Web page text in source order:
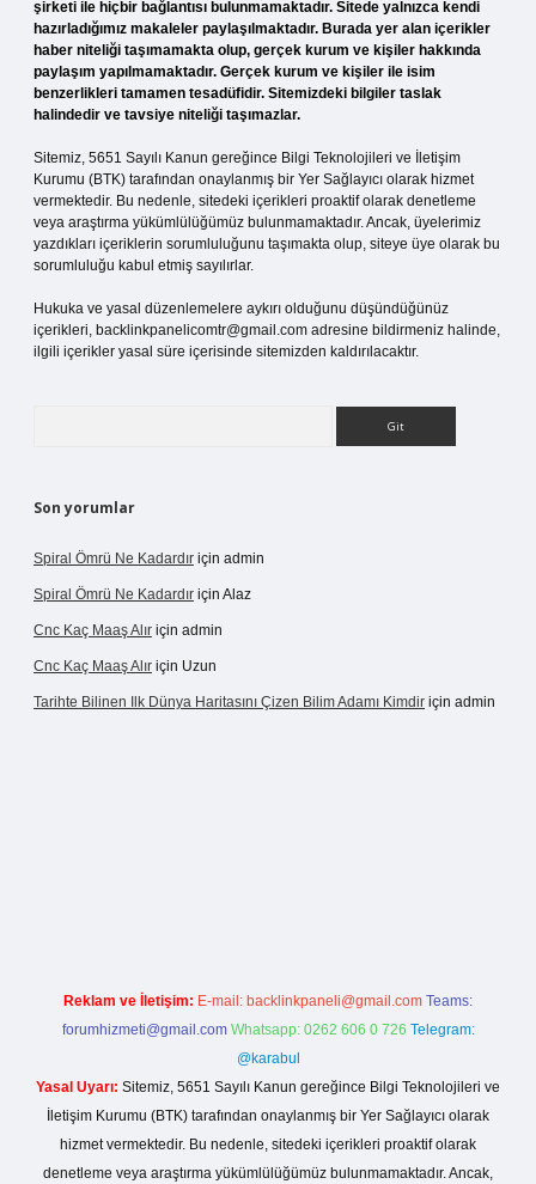
şirketi ile hiçbir bağlantısı bulunmamaktadır. Sitede yalnızca kendi
hazırladığımız makaleler paylaşılmaktadır. Burada yer alan içerikler
haber niteliği taşımamakta olup, gerçek kurum ve kişiler hakkında
paylaşım yapılmamaktadır. Gerçek kurum ve kişiler ile isim
benzerlikleri tamamen tesadüfidir. Sitemizdeki bilgiler taslak
halindedir ve tavsiye niteliği taşımazlar.
Sitemiz, 5651 Sayılı Kanun gereğince Bilgi Teknolojileri ve İletişim
Kurumu (BTK) tarafından onaylanmış bir Yer Sağlayıcı olarak hizmet
vermektedir. Bu nedenle, sitedeki içerikleri proaktif olarak denetleme
veya araştırma yükümlülüğümüz bulunmamaktadır. Ancak, üyelerimiz
yazdıkları içeriklerin sorumluluğunu taşımakta olup, siteye üye olarak bu
sorumluluğu kabul etmiş sayılırlar.
Hukuka ve yasal düzenlemelere aykırı olduğunu düşündüğünüz
içerikleri, backlinkpanelicomtr@gmail.com adresine bildirmeniz halinde,
ilgili içerikler yasal süre içerisinde sitemizden kaldırılacaktır.
Son yorumlar
Spiral Ömrü Ne Kadardır için admin
Spiral Ömrü Ne Kadardır için Alaz
Cnc Kaç Maaş Alır için admin
Cnc Kaç Maaş Alır için Uzun
Tarihte Bilinen Ilk Dünya Haritasını Çizen Bilim Adamı Kimdir için admin
Reklam ve İletişim: E-mail: backlinkpaneli@gmail.com Teams:
forumhizmeti@gmail.com Whatsapp: 0262 606 0 726 Telegram:
@karabul
Yasal Uyarı: Sitemiz, 5651 Sayılı Kanun gereğince Bilgi Teknolojileri ve
İletişim Kurumu (BTK) tarafından onaylanmış bir Yer Sağlayıcı olarak
hizmet vermektedir. Bu nedenle, sitedeki içerikleri proaktif olarak
denetleme veya araştırma yükümlülüğümüz bulunmamaktadır. Ancak,